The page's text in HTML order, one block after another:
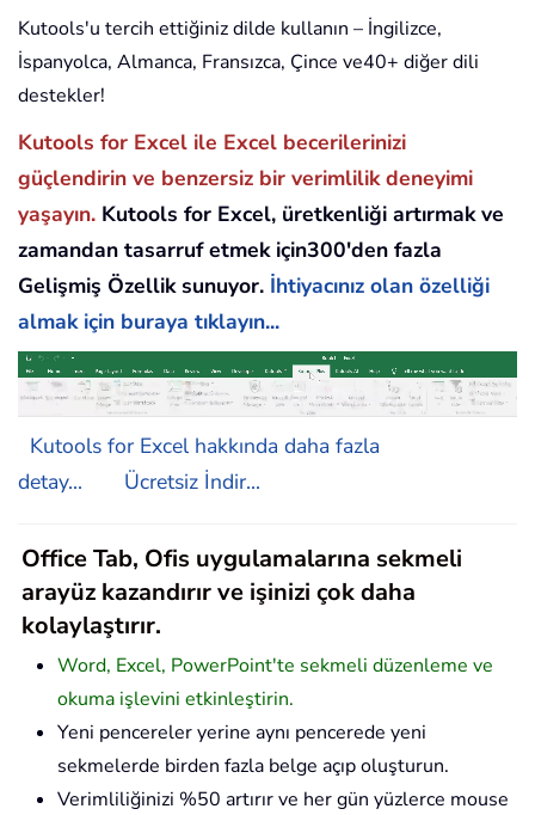
Kutools'u tercih ettiğiniz dilde kullanın – İngilizce,
İspanyolca, Almanca, Fransızca, Çince ve40+ diğer dili
destekler!
Kutools for Excel ile Excel becerilerinizi
güçlendirin ve benzersiz bir verimlilik deneyimi
yaşayın. Kutools for Excel, üretkenliği artırmak ve
zamandan tasarruf etmek için300'den fazla
Gelişmiş Özellik sunuyor. İhtiyacınız olan özelliği
almak için buraya tıklayın...
Kutools for Excel hakkında daha fazla
detay...
Ücretsiz İndir...
Office Tab, Ofis uygulamalarına sekmeli
arayüz kazandırır ve işinizi çok daha
kolaylaştırır.
Word, Excel, PowerPoint'te sekmeli düzenleme ve
okuma işlevini etkinleştirin.
Yeni pencereler yerine aynı pencerede yeni
sekmelerde birden fazla belge açıp oluşturun.
Verimliliğinizi %50 artırır ve her gün yüzlerce mouse